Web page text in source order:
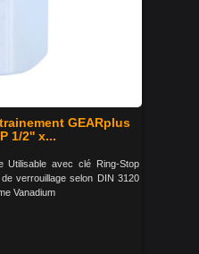
GEARplus
1/2'' x...
Utilisable avec clé Ring-Stop
verrouillage selon DIN 3120
Vanadium